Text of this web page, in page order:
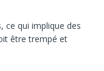
ce qui implique des
être trempé et